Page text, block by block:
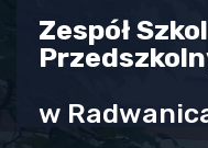
Zespół
w